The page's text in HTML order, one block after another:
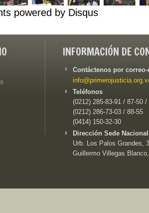
powered by Disqus
INFORMACIÓN DE
Contáctenos por
Teléfonos
(0212) 285-83-91 / 87-50 /
(0212) 286-73-03 / 88-55
(0414) 150-32-30
Dirección Sede
Urb. Los Palos Grandes,
Guillermo Villegas